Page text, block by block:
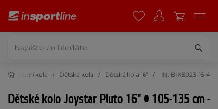
Jízdní kola Dětská kola Dětská kola 16" IN: BIKE023-16-4
Dětské kolo Joystar Pluto 16" • 105-135 cm -